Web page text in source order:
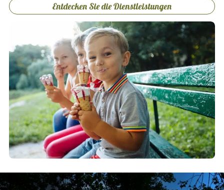
Entdecken Sie die Dienstleistungen